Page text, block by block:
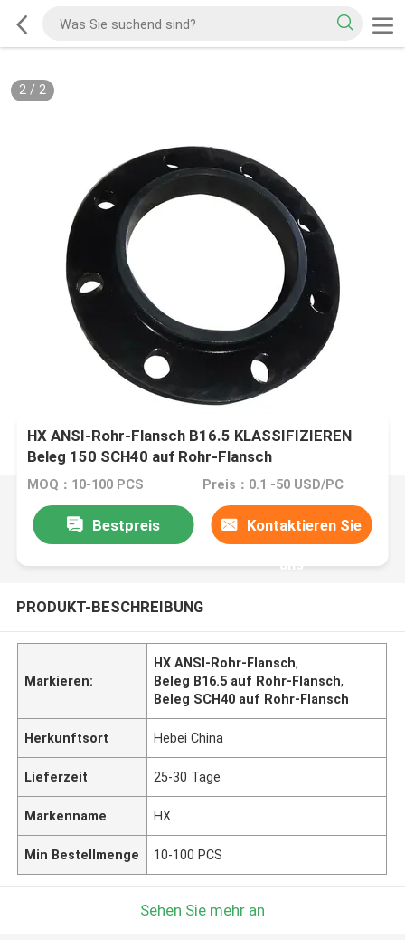
2/ 2
HX ANSI-Rohr-Flansch B16.5 KLASSIFIZIEREN
Beleg 150 SCH40 auf Rohr-Flansch
MOQ：10-100 PCS Preis：0.1 -50 USD/PC
Bestpreis Kontaktieren Sie
uns
PRODUKT-BESCHREIBUNG
Markieren:
HX ANSI-Rohr-Flansch,
Beleg B16.5 auf Rohr-Flansch,
Beleg SCH40 auf Rohr-Flansch
Herkunftsort Hebei China
Lieferzeit 25-30 Tage
Markenname HX
Min Bestellmenge 10-100 PCS
Sehen Sie mehr an